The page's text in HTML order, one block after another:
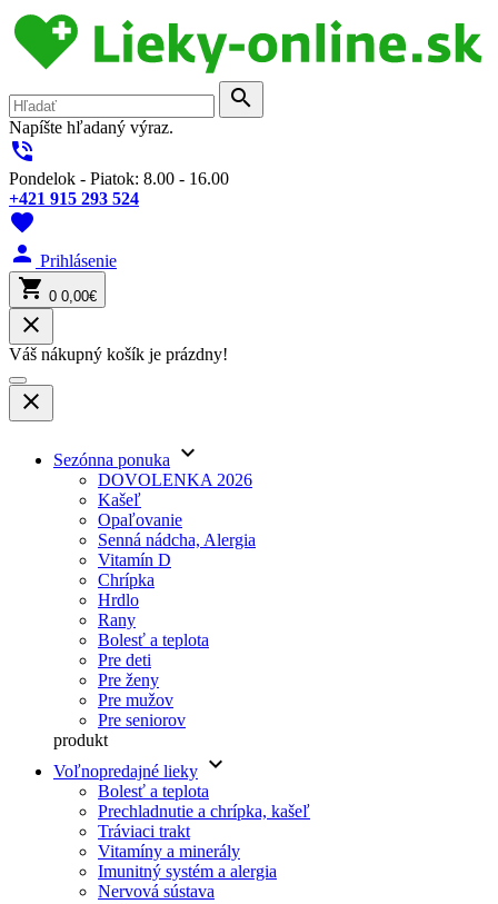
search
Napíšte hľadaný výraz.
phone_in_talk
Pondelok - Piatok: 8.00 - 16.00
+421 915 293 524
favorite
person Prihlásenie
shopping_cart 0 0,00€
close
Váš nákupný košík je prázdny!
close
Sezónna ponuka keyboard_arrow_down
DOVOLENKA 2026
Kašeľ
Opaľovanie
Senná nádcha, Alergia
Vitamín D
Chrípka
Hrdlo
Rany
Bolesť a teplota
Pre deti
Pre ženy
Pre mužov
Pre seniorov
produkt
Voľnopredajné lieky keyboard_arrow_down
Bolesť a teplota
Prechladnutie a chrípka, kašeľ
Tráviaci trakt
Vitamíny a minerály
Imunitný systém a alergia
Nervová sústava